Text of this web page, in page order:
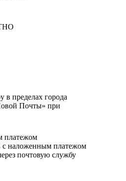
в пределах города
Почты» при
платежом
с наложенным платежом
почтовую службу